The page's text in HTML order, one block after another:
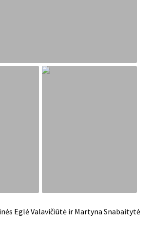
Eglė Valavičiūtė ir Martyna Snabaitytė